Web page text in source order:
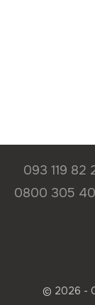
093 119 82
0800 305
© 2026 -